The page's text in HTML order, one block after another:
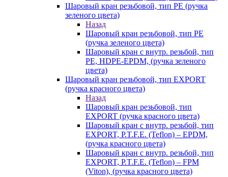
Шаровый кран резьбовой, тип PE (ручка
зеленого цвета)
Назад
Шаровый кран резьбовой, тип PE
(ручка зеленого цвета)
Шаровый кран с внутр. резьбой, тип
PE, HDPE-EPDM, (ручка зеленого
цвета)
Шаровый кран резьбовой, тип EXPORT
(ручка красного цвета)
Назад
Шаровый кран резьбовой, тип
EXPORT (ручка красного цвета)
Шаровый кран с внутр. резьбой, тип
EXPORT, P.T.F.E. (Teflon) – EPDM,
(ручка красного цвета)
Шаровый кран с внутр. резьбой, тип
EXPORT, P.T.F.E. (Teflon) – FPM
(Viton), (ручка красного цвета)